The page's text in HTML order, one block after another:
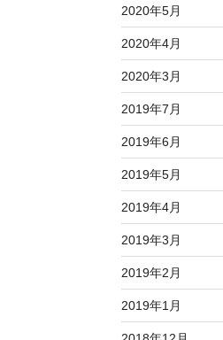
2020年5月
2020年4月
2020年3月
2019年7月
2019年6月
2019年5月
2019年4月
2019年3月
2019年2月
2019年1月